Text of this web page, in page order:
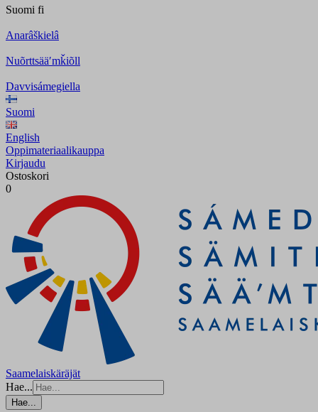
Suomi fi
Anarâškielâ
Nuõrttsääʹmǩiõll
Davvisámegiella
Suomi
English
Oppimateriaalikauppa
Kirjaudu
Ostoskori
0
Saamelaiskäräjät
Hae...
Hae...